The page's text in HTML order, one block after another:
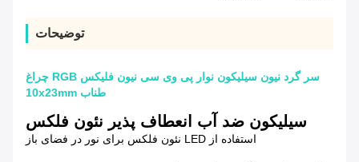
توضیحات
سر گرد نیون سیلیکون نوار پی وی سی نیون فلیکس RGB چراغ
طناب 10x23mm
سیلیکون ضد آب انعطاف پذیر نئون فلکس
استفاده از LED نئون فلکس برای نور در فضای باز